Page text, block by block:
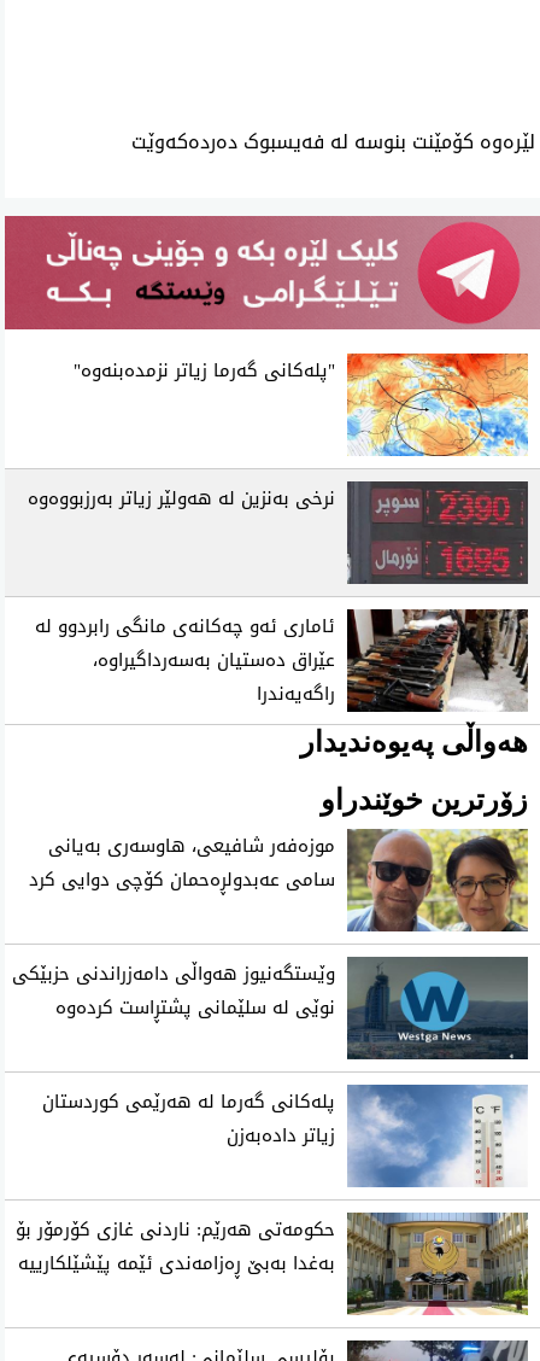
لێرەوە کۆمێنت بنوسە لە فەیسبوک دەردەکەوێت
"پله‌كانی‌ گه‌رما زیاتر نزمده‌بنه‌وه‌"
نرخی‌ به‌نزین له‌ هه‌ولێر زیاتر به‌رزبووه‌وه‌
ئاماری ئه‌و چه‌كانه‌ی مانگی رابردوو له‌
عێراق ده‌ستیان به‌سه‌رداگیراوه‌،
راگه‌یه‌ندرا
هەواڵی پەیوەندیدار
زۆرترین خوێندراو
موزه‌فه‌ر شافیعی، هاوسه‌ری به‌یانی
سامی عه‌بدولڕه‌حمان كۆچی‌ دوایی كرد
وێستگەنیوز هەواڵی دامەزراندنی حزبێکی
نوێی لە سلێمانی پشتڕاست کردەوە
پلەکانی گەرما لە هەرێمی کوردستان
زیاتر دادەبەزن
حکومەتی هەرێم: ناردنی غازی کۆرمۆر بۆ
بەغدا بەبێ ڕەزامەندی ئێمە پێشێلکارییە